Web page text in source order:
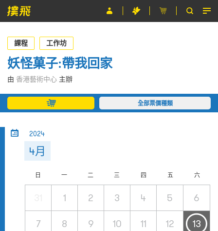
節目
主辦單位
關於撲飛
條款及細則
課程 工作坊
妖怪菓子:帶我回家
由 香港藝術中心 主辦
全部票價種類
2024
4月
日 一 二 三 四 五 六
1 2 3 4 5 6
7 8 9 10 11 12 13